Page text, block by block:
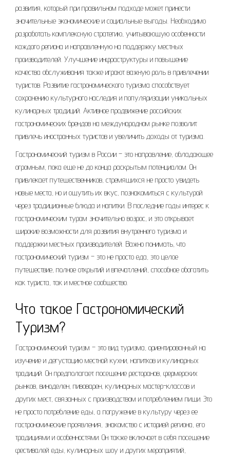
развития, который при правильном подходе может принести
значительные экономические и социальные выгоды. Необходимо
разработать комплексную стратегию, учитывающую особенности
каждого региона и направленную на поддержку местных
производителей. Улучшение инфраструктуры и повышение
качества обслуживания также играют важную роль в привлечении
туристов. Развитие гастрономического туризма способствует
сохранению культурного наследия и популяризации уникальных
кулинарных традиций. Активное продвижение российских
гастрономических брендов на международном рынке позволит
привлечь иностранных туристов и увеличить доходы от туризма.
Гастрономический туризм в России – это направление, обладающее
огромным, пока еще не до конца раскрытым потенциалом. Он
привлекает путешественников, стремящихся не просто увидеть
новые места, но и ощутить их вкус, познакомиться с культурой
через традиционные блюда и напитки. В последние годы интерес к
гастрономическим турам значительно возрос, и это открывает
широкие возможности для развития внутреннего туризма и
поддержки местных производителей. Важно понимать, что
гастрономический туризм – это не просто еда, это целое
путешествие, полное открытий и впечатлений, способное обогатить
как туриста, так и местное сообщество.
Что такое Гастрономический
Туризм?
Гастрономический туризм – это вид туризма, ориентированный на
изучение и дегустацию местной кухни, напитков и кулинарных
традиций. Он предполагает посещение ресторанов, фермерских
рынков, виноделен, пивоварен, кулинарных мастер-классов и
других мест, связанных с производством и потреблением пищи. Это
не просто потребление еды, а погружение в культуру через ее
гастрономические проявления, знакомство с историей региона, его
традициями и особенностями. Он также включает в себя посещение
фестивалей еды, кулинарных шоу и других мероприятий,